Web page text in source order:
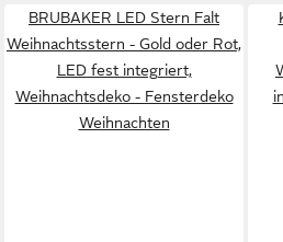
BRUBAKER LED Stern Falt
Weihnachtsstern - Gold oder Rot,
LED fest integriert,
Weihnachtsdeko - Fensterdeko
Weihnachten